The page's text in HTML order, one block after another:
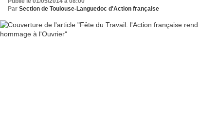
Par Section de Toulouse-Languedoc d'Action française